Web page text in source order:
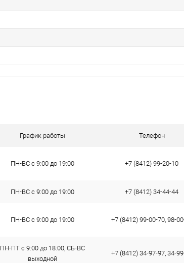
График работы Телефон
ПН-ВС с 9:00 до 19:00 +7 (8412) 99-20-10
ПН-ВС с 9:00 до 19:00 +7 (8412) 34-44-44
ПН-ВС с 9:00 до 19:00 +7 (8412) 99-00-70, 98-
ПН-ПТ с 9:00 до 18:00, СБ-ВС
выходной
+7 (8412) 34-97-97, 34-